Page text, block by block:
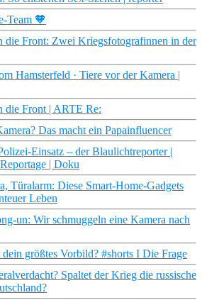
Team 🧡
die Front: Zwei Kriegsfotografinnen in der
Hamsterfeld · Tiere vor der Kamera |
die Front | ARTE Re:
Das macht ein Papainfluencer
Einsatz – der Blaulichtreporter |
| Doku
Türalarm: Diese Smart-Home-Gadgets
Leben
un: Wir schmuggeln eine Kamera nach
größtes Vorbild? #shorts I Die Frage
Spaltet der Krieg die russische